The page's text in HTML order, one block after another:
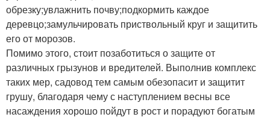
обрезку;увлажнить почву;подкормить каждое
деревцо;замульчировать приствольный круг и защитить
его от морозов.
Помимо этого, стоит позаботиться о защите от
различных грызунов и вредителей. Выполнив комплекс
таких мер, садовод тем самым обезопасит и защитит
грушу, благодаря чему с наступлением весны все
насаждения хорошо пойдут в рост и порадуют богатым